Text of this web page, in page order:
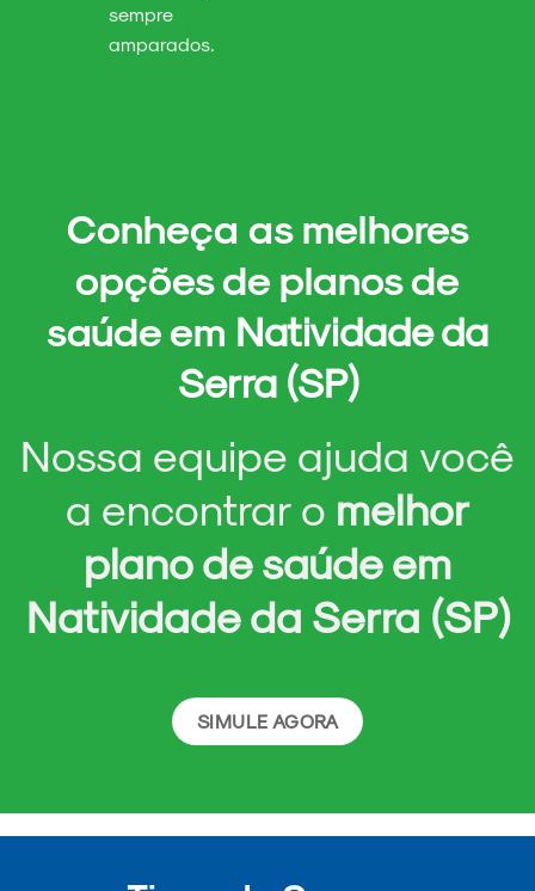
sempre
amparados.
Conheça as melhores
opções de planos de
saúde em Natividade da
Serra (SP)
Nossa equipe ajuda você
a encontrar o melhor
plano de saúde em
Natividade da Serra (SP)
SIMULE AGORA